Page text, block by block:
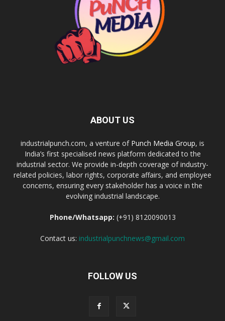
ABOUT US
industrialpunch.com, a venture of Punch Media Group, is
India’s first specialised news platform dedicated to the
industrial sector. We provide in-depth coverage of industry-
related policies, labor rights, corporate affairs, and employee
concerns, ensuring every stakeholder has a voice in the
evolving industrial landscape.
Phone/Whatsapp: (+91) 8120090013
Contact us: industrialpunchnews@gmail.com
FOLLOW US